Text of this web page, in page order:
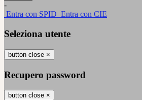
-
Entra con SPID Entra con CIE
Seleziona utente
button close ×
Recupero password
button close ×